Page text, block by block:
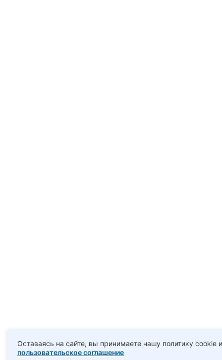
Оставаясь на сайте, вы принимаете нашу политику cookie и
пользовательское соглашение